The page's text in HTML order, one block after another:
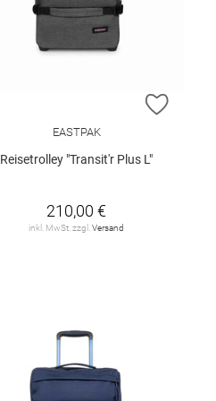
ZUR
EASTPAK
Reisetrolley "Transit'r Plus L"
210,00 €
inkl. MwSt. zzgl.Versand